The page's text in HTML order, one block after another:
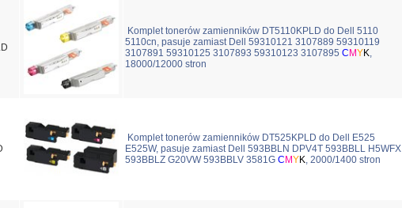
Komplet tonerów zamienników DT5110KPLD do Dell 5110
5110cn, pasuje zamiast Dell 59310121 3107889 59310119
3107891 59310125 3107893 59310123 3107895 C MYK,
18000/12000 stron
Komplet tonerów zamienników DT525KPLD do Dell E525
E525W, pasuje zamiast Dell 593BBLN DPV4T 593BBLL H5WFX
593BBLZ G20VW 593BBLV 3581G C MYK, 2000/1400 stron